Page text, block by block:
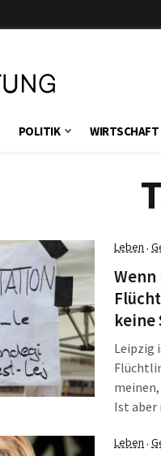
POLITIK WIRTSCHAFT
Leben ·
keine
Leipzig
Ist aber
Zejneli
Leben ·